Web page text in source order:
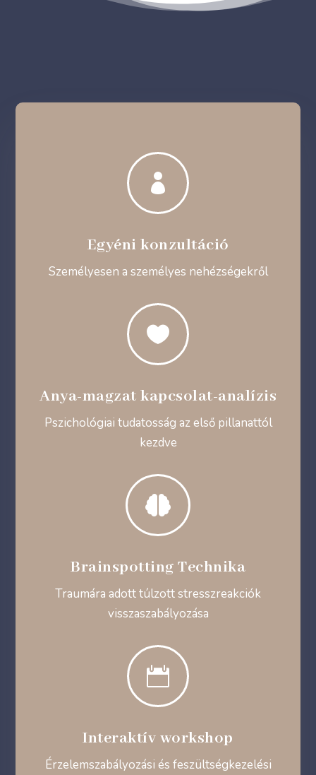

Egyéni konzultáció
Személyesen a személyes nehézségekről

Anya-magzat kapcsolat-analízis
Pszichológiai tudatosság az első pillanattól
kezdve

Brainspotting Technika
Traumára adott túlzott stresszreakciók
visszaszabályozása

Interaktív workshop
Érzelemszabályozási és feszültségkezelési